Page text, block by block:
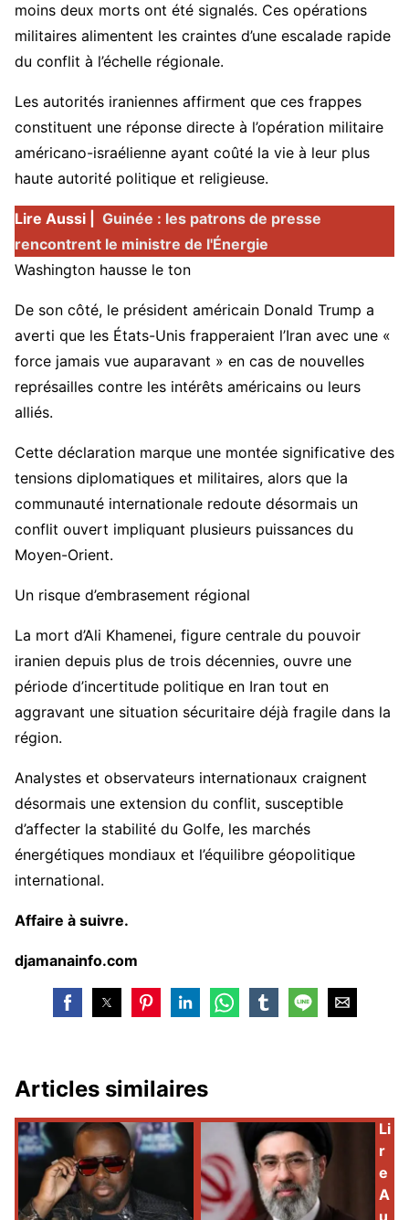
moins deux morts ont été signalés. Ces opérations
militaires alimentent les craintes d’une escalade rapide
du conflit à l’échelle régionale.
Les autorités iraniennes affirment que ces frappes
constituent une réponse directe à l’opération militaire
américano-israélienne ayant coûté la vie à leur plus
haute autorité politique et religieuse.
Lire Aussi |
Guinée : les patrons de presse
rencontrent le ministre de l'Énergie
Washington hausse le ton
De son côté, le président américain Donald Trump a
averti que les États-Unis frapperaient l’Iran avec une «
force jamais vue auparavant » en cas de nouvelles
représailles contre les intérêts américains ou leurs
alliés.
Cette déclaration marque une montée significative des
tensions diplomatiques et militaires, alors que la
communauté internationale redoute désormais un
conflit ouvert impliquant plusieurs puissances du
Moyen-Orient.
Un risque d’embrasement régional
La mort d’Ali Khamenei, figure centrale du pouvoir
iranien depuis plus de trois décennies, ouvre une
période d’incertitude politique en Iran tout en
aggravant une situation sécuritaire déjà fragile dans la
région.
Analystes et observateurs internationaux craignent
désormais une extension du conflit, susceptible
d’affecter la stabilité du Golfe, les marchés
énergétiques mondiaux et l’équilibre géopolitique
international.
Affaire à suivre.
djamanainfo.com
Articles similaires
Li
r
e
A